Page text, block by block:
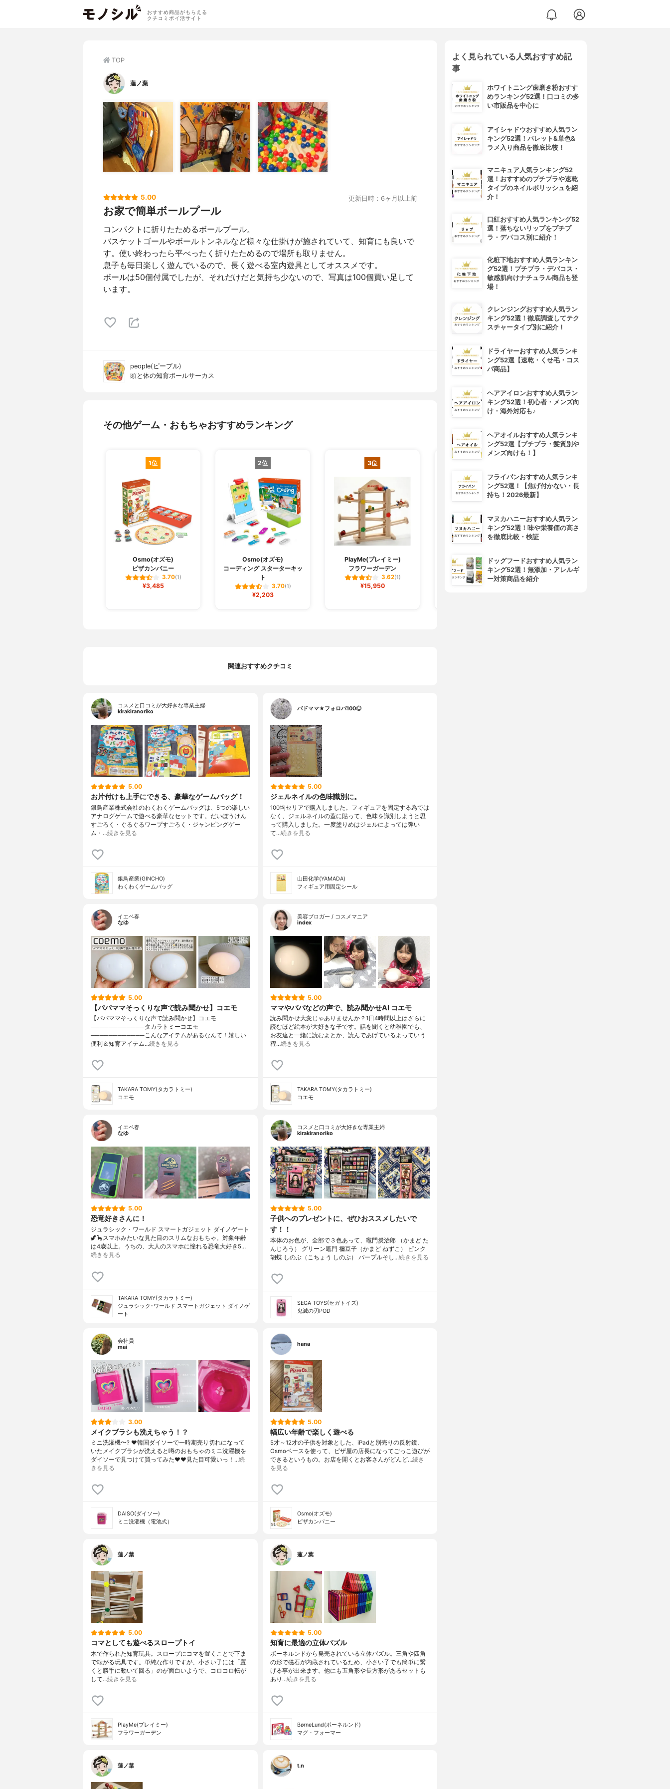
おすすめ商品がもらえる
クチコミポイ活サイト
TOP
蓮ノ葉
5.00 更新日時：6ヶ月以上前
お家で簡単ボールプール
コンパクトに折りたためるボールプール。
バスケットゴールやボールトンネルなど様々な仕掛けが施されていて、知育にも良いで
す。使い終わったら平べったく折りたためるので場所も取りません。
息子も毎日楽しく遊んでいるので、長く遊べる室内遊具としてオススメです。
ボールは50個付属でしたが、それだけだと気持ち少ないので、写真は100個買い足して
います。
people(ピープル)
頭と体の知育ボールサーカス
その他ゲーム・おもちゃおすすめランキング
1位
Osmo(オズモ)
ピザカンパニー
3.70(1)
¥3,485
2位
Osmo(オズモ)
コーディング スターターキッ
ト
3.70(1)
¥2,203
3位
PlayMe(プレイミー)
フラワーガーデン
3.62(1)
¥15,950
Ed.Inter(エド・インター)
森のメロディーメーカー
3.15(1)
¥7,700
JoyPalette(ジョイパレット)
アンパンマン どこがあくか
関連おすすめクチコミ
コスメと口コミが大好きな専業主婦
kirakiranoriko
5.00
お片付けも上手にできる、豪華なゲームバッグ！
銀鳥産業株式会社のわくわくゲームバッグは、5つの楽しい
アナログゲームで遊べる豪華なセットです。だいぼうけん
すごろく・ぐるぐるワープすごろく・ジャンピングゲー
ム・…続きを見る
銀鳥産業(GINCHO)
わくわくゲームバッグ
バドママ★フォロバ100◎
5.00
ジェルネイルの色味識別に。
100均セリアで購入しました。フィギュアを固定する為では
なく、ジェルネイルの蓋に貼って、色味を識別しようと思
って購入しました。一度塗りめはジェルによっては弾い
て…続きを見る
山田化学(YAMADA)
フィギュア用固定シール
イエベ春
なゆ
5.00
【パパママそっくりな声で読み聞かせ】コエモ
【パパママそっくりな声で読み聞かせ】コエモ
────────────タカラトミーコエモ
────────────こんなアイテムがあるなんて！嬉しい
便利＆知育アイテム…続きを見る
TAKARA TOMY(タカラトミー)
コエモ
美容ブロガー / コスメマニア
index
5.00
ママやパパなどの声で、読み聞かせAI コエモ
読み聞かせ大変じゃありませんか？1日4時間以上はざらに
読むほど絵本が大好きな子です。話を聞くと幼稚園でも、
お友達と一緒に読むよとか、読んであげているよっていう
程…続きを見る
TAKARA TOMY(タカラトミー)
コエモ
イエベ春
なゆ
5.00
恐竜好きさんに！
ジュラシック・ワールド スマートガジェット ダイノゲート
🦖🦕スマホみたいな見た目のスリムなおもちゃ。対象年齢
は4歳以上。うちの、大人のスマホに憧れる恐竜大好き5…
続きを見る
TAKARA TOMY(タカラトミー)
ジュラシック･ワールド スマートガジェット ダイノゲ
ート
コスメと口コミが大好きな専業主婦
kirakiranoriko
5.00
子供へのプレゼントに、ぜひおススメしたいで
す！！
本体のお色が、全部で３色あって、竈門炭治郎 （かまど た
んじろう） グリーン竈門 禰豆子（かまど ねずこ） ピンク
胡蝶 しのぶ（こちょう しのぶ） パープルそし…続きを見る
SEGA TOYS(セガトイズ)
鬼滅の刃POD
会社員
mai
3.00
メイクブラシも洗えちゃう！？
ミニ洗濯機〜? ♥ 韓国ダイソーで一時期売り切れになって
いたメイクブラシが洗えると噂のおもちゃのミニ洗濯機を
ダイソーで見つけて買ってみた❤️❤️見た目可愛いっ！…続
きを見る
DAISO(ダイソー)
ミニ洗濯機（電池式）
hana
5.00
幅広い年齢で楽しく遊べる
5才～12才の子供を対象とした、iPadと別売りの反射鏡、
Osmoベースを使って、ピザ屋の店長になってごっこ遊びが
できるというもの。お店を開くとお客さんがどんど…続き
を見る
Osmo(オズモ)
ピザカンパニー
蓮ノ葉
5.00
コマとしても遊べるスロープトイ
木で作られた知育玩具。スロープにコマを置くことで下ま
で転がる玩具です。単純な作りですが、小さい子には「置
くと勝手に動いて回る」のが面白いようで、コロコロ転が
して…続きを見る
PlayMe(プレイミー)
フラワーガーデン
蓮ノ葉
5.00
知育に最適の立体パズル
ボーネルンドから発売されている立体パズル。三角や四角
の形で磁石が内蔵されているため、小さい子でも簡単に繋
げる事が出来ます。他にも五角形や長方形があるセットも
あり…続きを見る
BørneLund(ボーネルンド)
マグ・フォーマー
蓮ノ葉 t.n
よく見られている人気おすすめ記
事
ホワイトニング歯磨き粉おすす
めランキング52選！口コミの多
い市販品を中心に
アイシャドウおすすめ人気ラン
キング52選！パレット&単色&
ラメ入り商品を徹底比較！
マニキュア人気ランキング52
選！おすすめのプチプラや速乾
タイプのネイルポリッシュを紹
介！
口紅おすすめ人気ランキング52
選！落ちないリップをプチプ
ラ・デパコス別に紹介！
化粧下地おすすめ人気ランキン
グ52選！プチプラ・デパコス・
敏感肌向けナチュラル商品も登
場！
クレンジングおすすめ人気ラン
キング52選！徹底調査してテク
スチャータイプ別に紹介！
ドライヤーおすすめ人気ランキ
ング52選【速乾・くせ毛・コス
パ商品】
ヘアアイロンおすすめ人気ラン
キング52選！初心者・メンズ向
け・海外対応も♪
ヘアオイルおすすめ人気ランキ
ング52選【プチプラ・髪質別や
メンズ向けも！】
フライパンおすすめ人気ランキ
ング52選！【焦げ付かない・長
持ち！2026最新】
マヌカハニーおすすめ人気ラン
キング52選！味や栄養価の高さ
を徹底比較・検証
ドッグフードおすすめ人気ラン
キング52選！無添加・アレルギ
ー対策商品を紹介